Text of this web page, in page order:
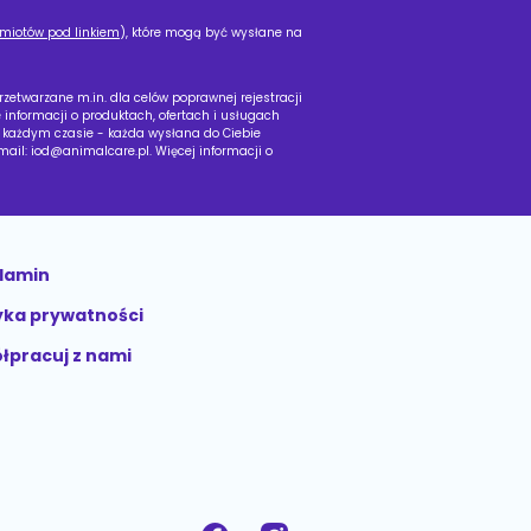
pod linkiem), które mogą być wysłane na
m.in. dla celów poprawnej rejestracji
o produktach, ofertach i usługach
czasie - każda wysłana do Ciebie
iod@animalcare.pl. Więcej informacji o
prywatności
z nami